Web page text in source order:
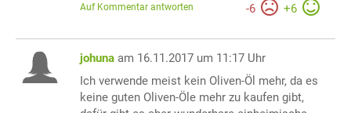
-6 +6
Auf Kommentar antworten
johuna am 16.11.2017 um 11:17 Uhr
Ich verwende meist kein Oliven-Öl mehr, da es
keine guten Oliven-Öle mehr zu kaufen gibt,